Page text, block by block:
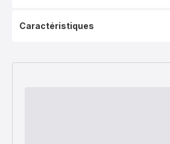
Caractéristiques